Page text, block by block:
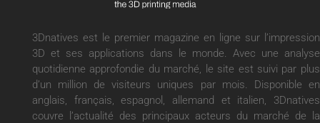
3Dnatives est le premier magazine en ligne sur l’impression
3D et ses applications dans le monde. Avec une analyse
quotidienne approfondie du marché, le site est suivi par plus
d’un million de visiteurs uniques par mois. Disponible en
anglais, français, espagnol, allemand et italien, 3Dnatives
couvre l’actualité des principaux acteurs du marché de la